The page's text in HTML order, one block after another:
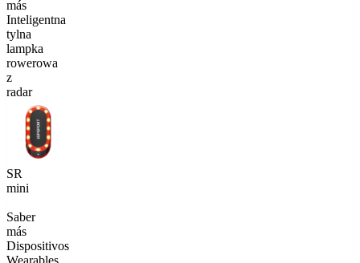
más
Inteligentna
tylna
lampka
rowerowa
z
radar
SR
mini
Saber
más
Dispositivos
Wearables